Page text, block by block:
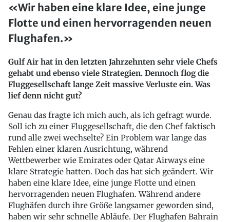
«Wir haben eine klare Idee, eine junge
Flotte und einen hervorragenden neuen
Flughafen.»
Gulf Air hat in den letzten Jahrzehnten sehr viele Chefs
gehabt und ebenso viele Strategien. Dennoch flog die
Fluggesellschaft lange Zeit massive Verluste ein. Was
lief denn nicht gut?
Genau das fragte ich mich auch, als ich gefragt wurde.
Soll ich zu einer Fluggesellschaft, die den Chef faktisch
rund alle zwei wechselte? Ein Problem war lange das
Fehlen einer klaren Ausrichtung, während
Wettbewerber wie Emirates oder Qatar Airways eine
klare Strategie hatten. Doch das hat sich geändert. Wir
haben eine klare Idee, eine junge Flotte und einen
hervorragenden neuen Flughafen. Während andere
Flughäfen durch ihre Größe langsamer geworden sind,
haben wir sehr schnelle Abläufe. Der Flughafen Bahrain